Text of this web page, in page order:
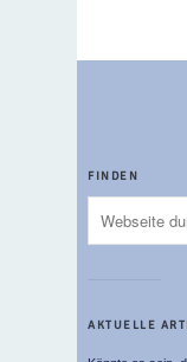
FINDEN
AKTUELLE